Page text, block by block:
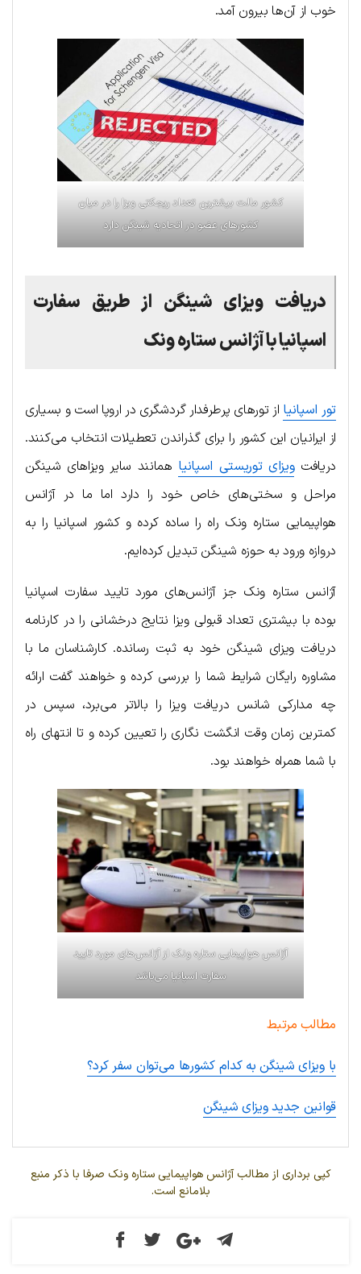
خوب از آن‌ها بیرون آمد.
کشور مالت بیشترین تعداد ریجکتی ویزا را در میان
کشورهای عضو در اتحادیه شینگن دارد
دریافت ویزا‌ی شینگن از طریق سفارت
اسپانیا با آژانس ستاره ونک
تور اسپانیا از تورهای پرطرفدار گردشگری در اروپا است و بسیاری
از ایرانیان این کشور را برای گذراندن تعطیلات انتخاب می‌کنند.
دریافتویزای توریستی اسپانیا همانند سایر ویزاهای شینگن
مراحل و سختی‌های خاص خود را دارد اما ما در آژانس
هواپیمایی ستاره ونک راه را ساده کرده و کشور اسپانیا را به
دروازه ورود به حوزه شینگن تبدیل کرده‌ایم.
آژانس ستاره ونک جز آژانس‌های مورد تایید سفارت اسپانیا
بوده با بیشتری تعداد قبولی ویزا نتایج درخشانی را در کارنامه
دریافت ویزای شینگن خود به ثبت رسانده. کارشناسان ما با
مشاوره رایگان شرایط شما را بررسی کرده و خواهند گفت ارائه
چه مدارکی شانس دریافت ویزا را بالاتر می‌برد، سپس در
کمترین زمان وقت انگشت نگاری را تعیین کرده و تا انتهای راه
با شما همراه خواهند بود.
آژانس هواپیمایی ستاره ونک از آژانس‌های مورد تایید
سفارت اسپانیا می‌باشد
مطالب مرتبط
با ویزا‌ی شینگن به کدام کشورها می‌توان سفر کرد؟
قوانین جدید ویزا‌ی شینگن
کپی برداری از مطالب آژانس هواپیمایی ستاره ونک صرفا با ذکر منبع
بلامانع است.